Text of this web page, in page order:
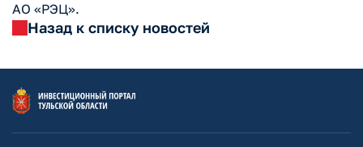
АО «РЭЦ».
Назад к списку новостей